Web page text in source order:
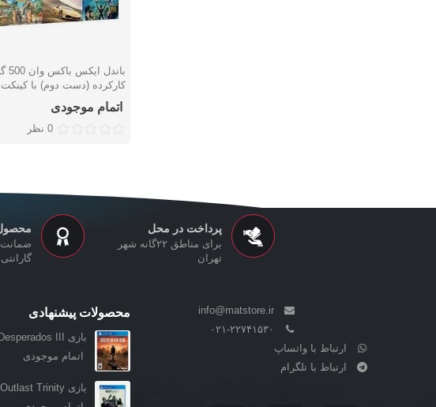
نمایش سریع
باندل
کارکرده (دست دوم) با کینکت
اتمام موجودی
0 نظر
پرداخت در محل
برای مناطق ۲۲گانه شهر
تهران
ضمانت
گارانتی
info@matstore.ir
۰۲۱-۲۲۷۴۱۵۳۰
ارتباط با واتساپ
ارتباط با تلگرام
محصولات پیشنهادی
بازی Desperados III - پلی استیشن 4
اتمام موجودی
بازی Outlast Trinity - پلی استیشن 4